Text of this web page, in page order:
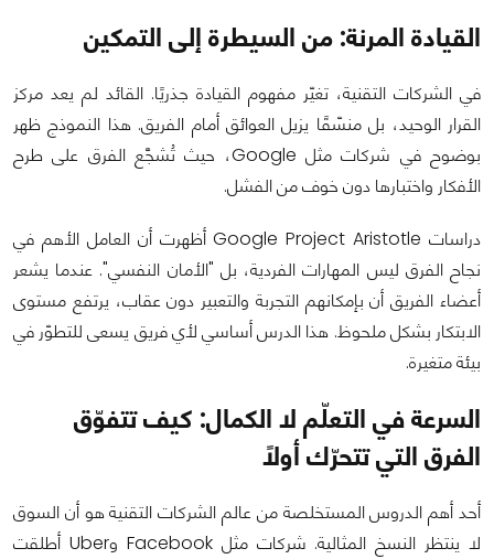
القيادة المرنة: من السيطرة إلى التمكين
في الشركات التقنية، تغيّر مفهوم القيادة جذريًا. القائد لم يعد مركز
القرار الوحيد، بل منسّقًا يزيل العوائق أمام الفريق. هذا النموذج ظهر
بوضوح في شركات مثل Google، حيث تُشجَّع الفرق على طرح
الأفكار واختبارها دون خوف من الفشل.
دراسات Google Project Aristotle أظهرت أن العامل الأهم في
نجاح الفرق ليس المهارات الفردية، بل "الأمان النفسي". عندما يشعر
أعضاء الفريق أن بإمكانهم التجربة والتعبير دون عقاب، يرتفع مستوى
الابتكار بشكل ملحوظ. هذا الدرس أساسي لأي فريق يسعى للتطوّر في
بيئة متغيرة.
السرعة في التعلّم لا الكمال: كيف تتفوّق
الفرق التي تتحرّك أولًا
أحد أهم الدروس المستخلصة من عالم الشركات التقنية هو أن السوق
لا ينتظر النسخ المثالية. شركات مثل Facebook وUber أطلقت